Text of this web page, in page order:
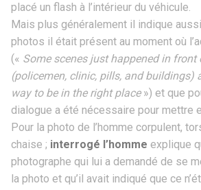
placé un flash à l’intérieur du véhicule.
Mais plus généralement il indique
photos il était présent au moment où
(« Some scenes just happened in front
(policemen, clinic, pills, and buildings)
way to be in the right place») et que
dialogue a été nécessaire pour mettre
Pour la photo de l’homme corpulent,
chaise ; interrogé l’homme explique
photographe qui lui a demandé de se
la photo et qu’il avait indiqué que ce